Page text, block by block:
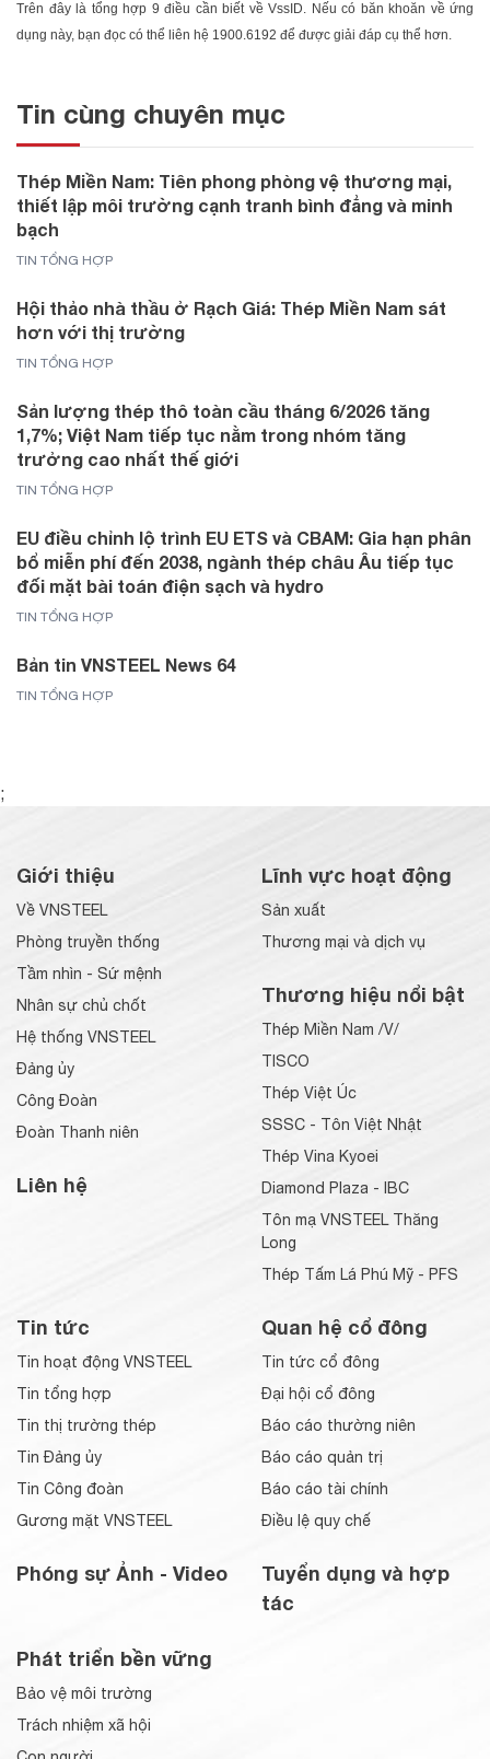
Trên đây là tổng hợp 9 điều cần biết về VssID. Nếu có băn khoăn về ứng
dụng này, bạn đọc có thể liên hệ 1900.6192 để được giải đáp cụ thể hơn.
Tin cùng chuyên mục
Thép Miền Nam: Tiên phong phòng vệ thương mại,
thiết lập môi trường cạnh tranh bình đẳng và minh
bạch
TIN TỔNG HỢP
Hội thảo nhà thầu ở Rạch Giá: Thép Miền Nam sát
hơn với thị trường
TIN TỔNG HỢP
Sản lượng thép thô toàn cầu tháng 6/2026 tăng
1,7%; Việt Nam tiếp tục nằm trong nhóm tăng
trưởng cao nhất thế giới
TIN TỔNG HỢP
EU điều chỉnh lộ trình EU ETS và CBAM: Gia hạn phân
bổ miễn phí đến 2038, ngành thép châu Âu tiếp tục
đối mặt bài toán điện sạch và hydro
TIN TỔNG HỢP
Bản tin VNSTEEL News 64
TIN TỔNG HỢP
;
Giới thiệu
Về VNSTEEL
Phòng truyền thống
Tầm nhìn - Sứ mệnh
Nhân sự chủ chốt
Hệ thống VNSTEEL
Đảng ủy
Công Đoàn
Đoàn Thanh niên
Liên hệ
Lĩnh vực hoạt động
Sản xuất
Thương mại và dịch vụ
Thương hiệu nổi bật
Thép Miền Nam /V/
TISCO
Thép Việt Úc
SSSC - Tôn Việt Nhật
Thép Vina Kyoei
Diamond Plaza - IBC
Tôn mạ VNSTEEL Thăng
Long
Thép Tấm Lá Phú Mỹ - PFS
Tin tức
Tin hoạt động VNSTEEL
Tin tổng hợp
Tin thị trường thép
Tin Đảng ủy
Tin Công đoàn
Gương mặt VNSTEEL
Phóng sự Ảnh - Video
Quan hệ cổ đông
Tin tức cổ đông
Đại hội cổ đông
Báo cáo thường niên
Báo cáo quản trị
Báo cáo tài chính
Điều lệ quy chế
Tuyển dụng và hợp
tác
Phát triển bền vững
Bảo vệ môi trường
Trách nhiệm xã hội